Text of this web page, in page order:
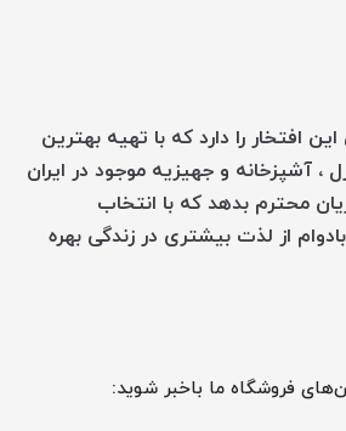
افتخار را دارد که با تهیه بهترین
، آشپزخانه و جهیزیه موجود در ایران
محترم بدهد که با انتخاب
از لذت بیشتری در زندگی بهره
فروشگاه ما باخبر شوید: